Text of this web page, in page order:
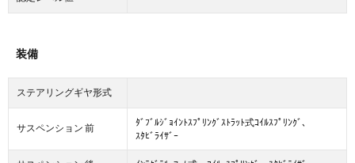
装備
ステアリングギヤ形式
サスペンション 前
ﾀﾞﾌﾞﾙｼﾞｮｲﾝﾄｽﾌﾟﾘﾝｸﾞｽﾄﾗｯﾄ式ｺｲﾙｽﾌﾟﾘﾝｸﾞ、
ｽﾀﾋﾞﾗｲｻﾞｰ